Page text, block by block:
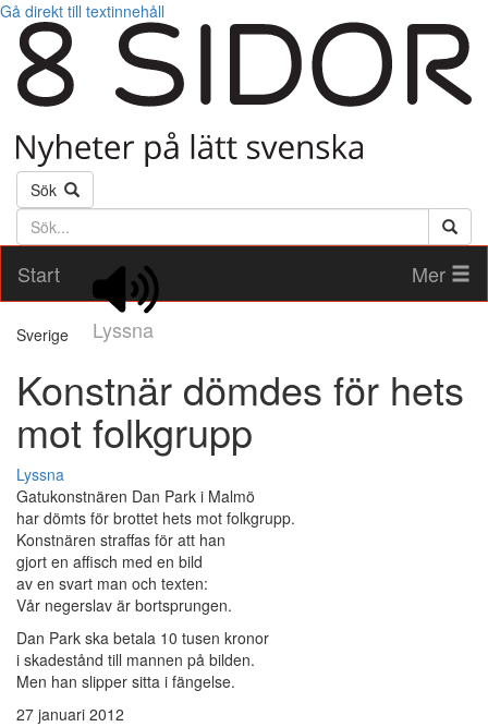
Gå direkt till textinnehåll
Sök
Söktext
Start
Lyssna
Mer
Sverige
Konstnär dömdes för hets
mot folkgrupp
Lyssna
Gatukonstnären Dan Park i Malmö
har dömts för brottet hets mot folkgrupp.
Konstnären straffas för att han
gjort en affisch med en bild
av en svart man och texten:
Vår negerslav är bortsprungen.
Dan Park ska betala 10 tusen kronor
i skadestånd till mannen på bilden.
Men han slipper sitta i fängelse.
27 januari 2012